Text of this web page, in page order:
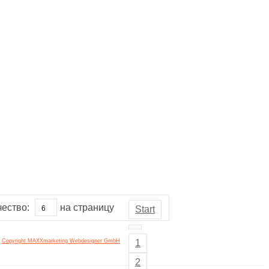
Start
1
2
на страницу
Copyright MAXXmarketing Webdesigner GmbH